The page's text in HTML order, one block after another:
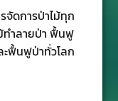
จัดการป่าไม้ทุก
ทําลายป่า ฟื้นฟู
ะฟื้นฟูป่าทั่วโลก